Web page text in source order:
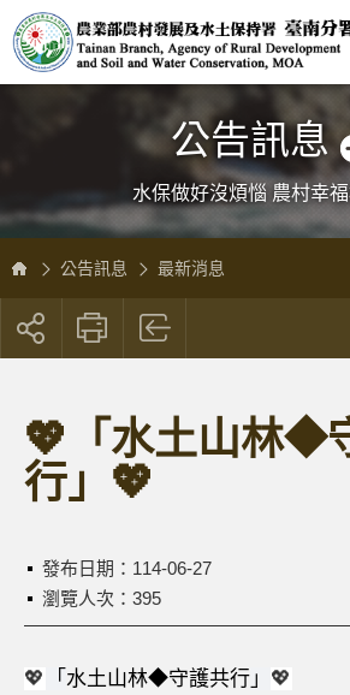
塊
及
公告訊息
水保做好沒煩惱 農村幸
公告訊息 最新消息
社
💖「水土山林◆
行」💖
發布日期： 114-06-27
瀏覽人次：395
💖 「 水土山林◆守護共行 」 💖